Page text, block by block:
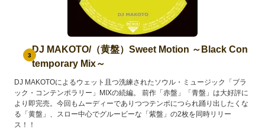
3
DJ MAKOTO/（黄盤）Sweet Motion ～Black Con
temporary Mix～
DJ MAKOTOによるウェット且つ洗練されたソウル・ミュージック「ブラ
ック・コンテンポラリー」MIXの続編。 前作「赤盤」「青盤」は大好評に
より即完売。今回もムーディーでありつつテンポにつられ踊り出したくな
る「黄盤」、スロー中心でグルービーな「紫盤」の2枚を同時リリー
ス！！